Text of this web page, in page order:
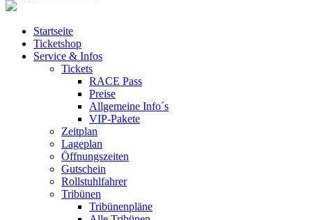
Startseite
Ticketshop
Service & Infos
Tickets
RACE Pass
Preise
Allgemeine Info´s
VIP-Pakete
Zeitplan
Lageplan
Öffnungszeiten
Gutschein
Rollstuhlfahrer
Tribünen
Tribünenpläne